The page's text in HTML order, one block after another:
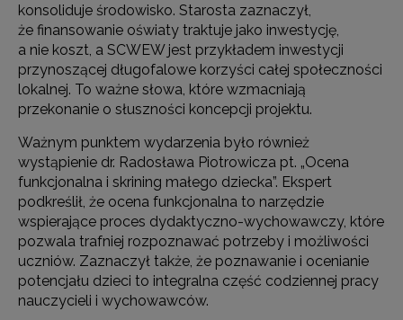
konsoliduje środowisko. Starosta zaznaczył,
że finansowanie oświaty traktuje jako inwestycję,
a nie koszt, a SCWEW jest przykładem inwestycji
przynoszącej długofalowe korzyści całej społeczności
lokalnej. To ważne słowa, które wzmacniają
przekonanie o słuszności koncepcji projektu.
Ważnym punktem wydarzenia było również
wystąpienie dr. Radosława Piotrowicza pt. „Ocena
funkcjonalna i skrining małego dziecka”. Ekspert
podkreślił, że ocena funkcjonalna to narzędzie
wspierające proces dydaktyczno-wychowawczy, które
pozwala trafniej rozpoznawać potrzeby i możliwości
uczniów. Zaznaczył także, że poznawanie i ocenianie
potencjału dzieci to integralna część codziennej pracy
nauczycieli i wychowawców.